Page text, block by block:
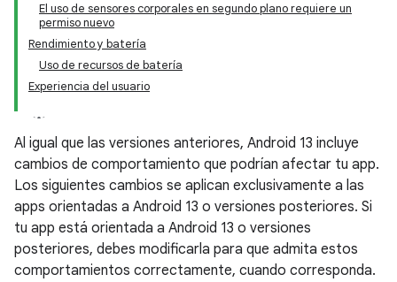
El uso de sensores corporales en segundo plano requiere un
permiso nuevo
Rendimiento y batería
Uso de recursos de batería
Experiencia del usuario
Al igual que las versiones anteriores, Android 13 incluye
cambios de comportamiento que podrían afectar tu app.
Los siguientes cambios se aplican exclusivamente a las
apps orientadas a Android 13 o versiones posteriores. Si
tu app está orientada a Android 13 o versiones
posteriores, debes modificarla para que admita estos
comportamientos correctamente, cuando corresponda.